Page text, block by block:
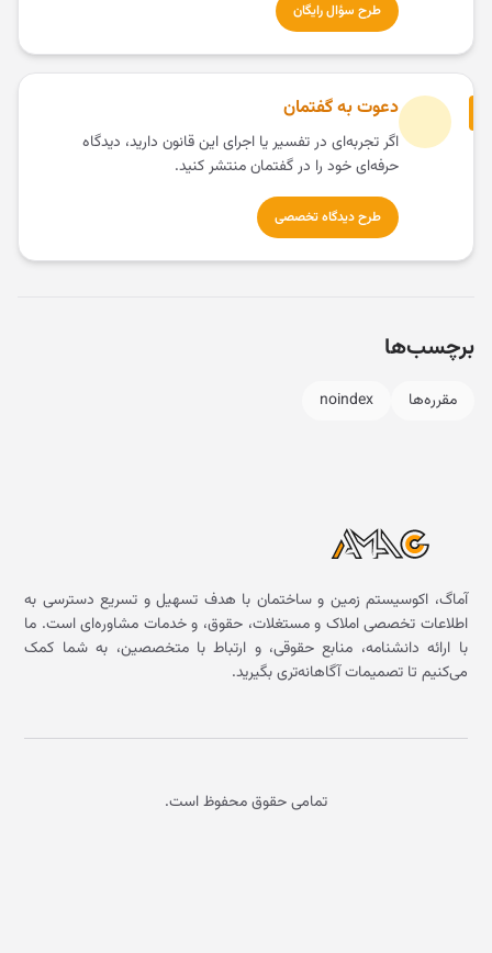
طرح سؤال رایگان
دعوت به گفتمان
اگر تجربه‌ای در تفسیر یا اجرای این قانون دارید، دیدگاه
حرفه‌ای خود را در گفتمان منتشر کنید.
طرح دیدگاه تخصصی
برچسب‌ها
مقرره‌ها noindex
آماگ، اکوسیستم زمین و ساختمان با هدف تسهیل و تسریع دسترسی به
اطلاعات تخصصی املاک و مستغلات، حقوق، و خدمات مشاوره‌ای است. ما
با ارائه دانشنامه، منابع حقوقی، و ارتباط با متخصصین، به شما کمک
می‌کنیم تا تصمیمات آگاهانه‌تری بگیرید.
تمامی حقوق محفوظ است.